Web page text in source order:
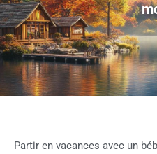
Partir en vacances avec un